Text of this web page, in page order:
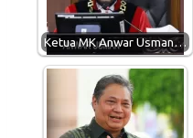
p
p
a
m
o
k
Ketua MK Anwar Usman…